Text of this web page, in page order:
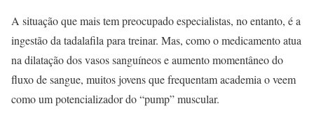
A situação que mais tem preocupado especialistas, no entanto, é a
ingestão da tadalafila para treinar. Mas, como o medicamento atua
na dilatação dos vasos sanguíneos e aumento momentâneo do
fluxo de sangue, muitos jovens que frequentam academia o veem
como um potencializador do “pump” muscular.